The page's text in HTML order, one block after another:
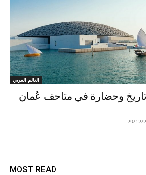
العالم العربي
وحضارة في متاحف عُمان
29/12/
MOST READ